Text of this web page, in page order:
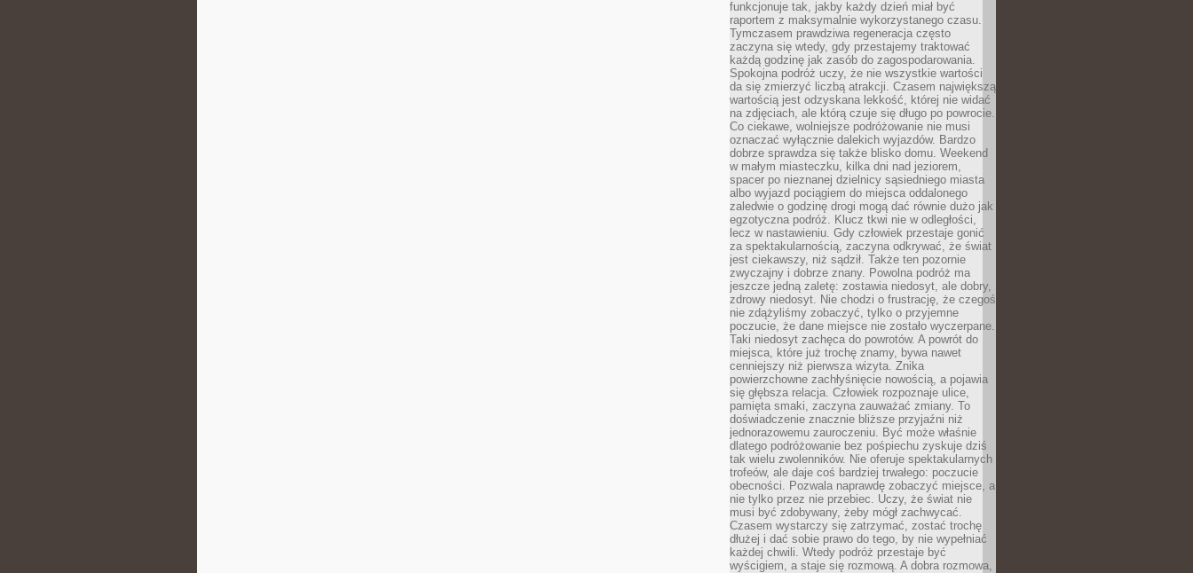
funkcjonuje tak, jakby każdy dzień miał być
raportem z maksymalnie wykorzystanego czasu.
Tymczasem prawdziwa regeneracja często
zaczyna się wtedy, gdy przestajemy traktować
każdą godzinę jak zasób do zagospodarowania.
Spokojna podróż uczy, że nie wszystkie wartości
da się zmierzyć liczbą atrakcji. Czasem największą
wartością jest odzyskana lekkość, której nie widać
na zdjęciach, ale którą czuje się długo po powrocie.
Co ciekawe, wolniejsze podróżowanie nie musi
oznaczać wyłącznie dalekich wyjazdów. Bardzo
dobrze sprawdza się także blisko domu. Weekend
w małym miasteczku, kilka dni nad jeziorem,
spacer po nieznanej dzielnicy sąsiedniego miasta
albo wyjazd pociągiem do miejsca oddalonego
zaledwie o godzinę drogi mogą dać równie dużo jak
egzotyczna podróż. Klucz tkwi nie w odległości,
lecz w nastawieniu. Gdy człowiek przestaje gonić
za spektakularnością, zaczyna odkrywać, że świat
jest ciekawszy, niż sądził. Także ten pozornie
zwyczajny i dobrze znany. Powolna podróż ma
jeszcze jedną zaletę: zostawia niedosyt, ale dobry,
zdrowy niedosyt. Nie chodzi o frustrację, że czegoś
nie zdążyliśmy zobaczyć, tylko o przyjemne
poczucie, że dane miejsce nie zostało wyczerpane.
Taki niedosyt zachęca do powrotów. A powrót do
miejsca, które już trochę znamy, bywa nawet
cenniejszy niż pierwsza wizyta. Znika
powierzchowne zachłyśnięcie nowością, a pojawia
się głębsza relacja. Człowiek rozpoznaje ulice,
pamięta smaki, zaczyna zauważać zmiany. To
doświadczenie znacznie bliższe przyjaźni niż
jednorazowemu zauroczeniu. Być może właśnie
dlatego podróżowanie bez pośpiechu zyskuje dziś
tak wielu zwolenników. Nie oferuje spektakularnych
trofeów, ale daje coś bardziej trwałego: poczucie
obecności. Pozwala naprawdę zobaczyć miejsce, a
nie tylko przez nie przebiec. Uczy, że świat nie
musi być zdobywany, żeby mógł zachwycać.
Czasem wystarczy się zatrzymać, zostać trochę
dłużej i dać sobie prawo do tego, by nie wypełniać
każdej chwili. Wtedy podróż przestaje być
wyścigiem, a staje się rozmową. A dobra rozmowa,